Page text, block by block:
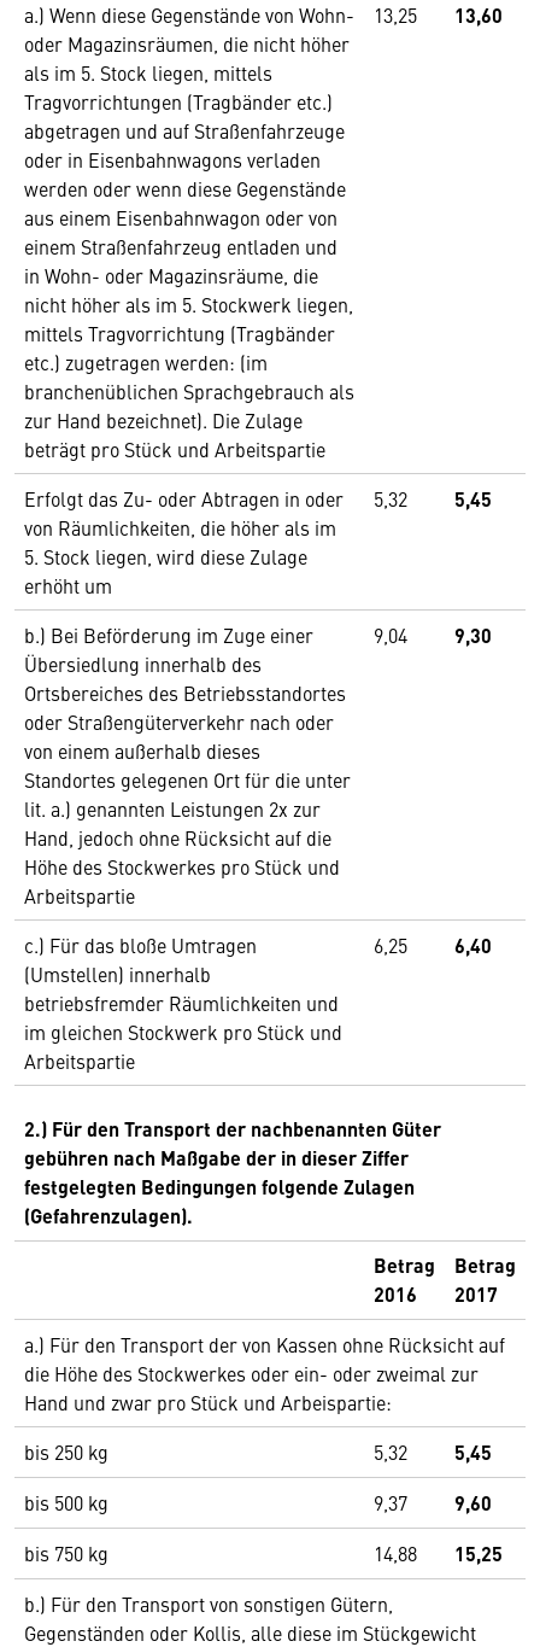
a.) Wenn diese Gegenstände von Wohn-
oder Magazinsräumen, die nicht höher
als im 5. Stock liegen, mittels
Tragvorrichtungen (Tragbänder etc.)
abgetragen und auf Straßenfahrzeuge
oder in Eisenbahnwagons verladen
werden oder wenn diese Gegenstände
aus einem Eisenbahnwagon oder von
einem Straßenfahrzeug entladen und
in Wohn- oder Magazinsräume, die
nicht höher als im 5. Stockwerk liegen,
mittels Tragvorrichtung (Tragbänder
etc.) zugetragen werden: (im
branchenüblichen Sprachgebrauch als
zur Hand bezeichnet). Die Zulage
beträgt pro Stück und Arbeitspartie
13,25 13,60
Erfolgt das Zu- oder Abtragen in oder
von Räumlichkeiten, die höher als im
5. Stock liegen, wird diese Zulage
erhöht um
5,32 5,45
b.) Bei Beförderung im Zuge einer
Übersiedlung innerhalb des
Ortsbereiches des Betriebsstandortes
oder Straßengüterverkehr nach oder
von einem außerhalb dieses
Standortes gelegenen Ort für die unter
lit. a.) genannten Leistungen 2x zur
Hand, jedoch ohne Rücksicht auf die
Höhe des Stockwerkes pro Stück und
Arbeitspartie
9,04 9,30
c.) Für das bloße Umtragen
(Umstellen) innerhalb
betriebsfremder Räumlichkeiten und
im gleichen Stockwerk pro Stück und
Arbeitspartie
6,25 6,40
2.) Für den Transport der nachbenannten Güter
gebühren nach Maßgabe der in dieser Ziffer
festgelegten Bedingungen folgende Zulagen
(Gefahrenzulagen).
Betrag
2016
Betrag
2017
a.) Für den Transport der von Kassen ohne Rücksicht auf
die Höhe des Stockwerkes oder ein- oder zweimal zur
Hand und zwar pro Stück und Arbeispartie:
bis 250 kg
5,32 5,45
bis 500 kg 9,37 9,60
bis 750 kg 14,88 15,25
b.) Für den Transport von sonstigen Gütern,
Gegenständen oder Kollis, alle diese im Stückgewicht